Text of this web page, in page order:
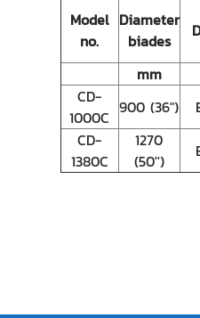
Model
no.
Diameter
biades
mm
CD-
1000C 900 (36")
CD-
1380C
1270
(50'')